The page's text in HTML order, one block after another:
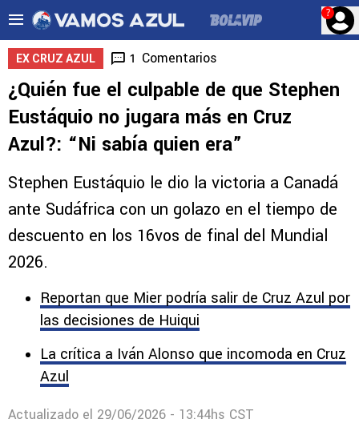
?
EX CRUZ AZUL 1 Comentarios
¿Quién fue el culpable de que Stephen
Eustáquio no jugara más en Cruz
Azul?: “Ni sabía quien era”
Stephen Eustáquio le dio la victoria a Canadá
ante Sudáfrica con un golazo en el tiempo de
descuento en los 16vos de final del Mundial
2026.
Reportan que Mier podría salir de Cruz Azul por
las decisiones de Huiqui
La crítica a Iván Alonso que incomoda en Cruz
Azul
Actualizado el 29/06/2026 - 13:44hs CST